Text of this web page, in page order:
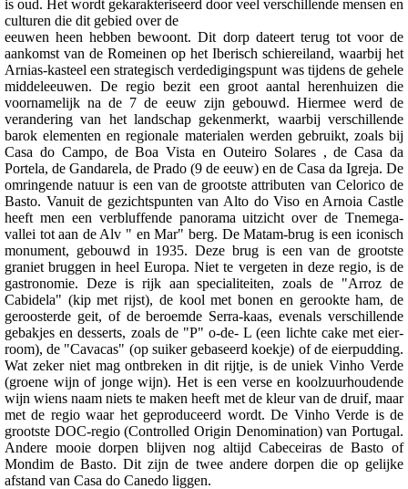
is oud. Het wordt gekarakteriseerd door veel verschillende mensen en
culturen die dit gebied over de
eeuwen heen hebben bewoont. Dit dorp dateert terug tot voor de
aankomst van de Romeinen op het Iberisch schiereiland, waarbij het
Arnias-kasteel een strategisch verdedigingspunt was tijdens de gehele
middeleeuwen. De regio bezit een groot aantal herenhuizen die
voornamelijk na de 7 de eeuw zijn gebouwd. Hiermee werd de
verandering van het landschap gekenmerkt, waarbij verschillende
barok elementen en regionale materialen werden gebruikt, zoals bij
Casa do Campo, de Boa Vista en Outeiro Solares , de Casa da
Portela, de Gandarela, de Prado (9 de eeuw) en de Casa da Igreja. De
omringende natuur is een van de grootste attributen van Celorico de
Basto. Vanuit de gezichtspunten van Alto do Viso en Arnoia Castle
heeft men een verbluffende panorama uitzicht over de Tnemega-
vallei tot aan de Alv " en Mar" berg. De Matam-brug is een iconisch
monument, gebouwd in 1935. Deze brug is een van de grootste
graniet bruggen in heel Europa. Niet te vergeten in deze regio, is de
gastronomie. Deze is rijk aan specialiteiten, zoals de "Arroz de
Cabidela" (kip met rijst), de kool met bonen en gerookte ham, de
geroosterde geit, of de beroemde Serra-kaas, evenals verschillende
gebakjes en desserts, zoals de "P" o-de- L (een lichte cake met eier-
room), de "Cavacas" (op suiker gebaseerd koekje) of de eierpudding.
Wat zeker niet mag ontbreken in dit rijtje, is de uniek Vinho Verde
(groene wijn of jonge wijn). Het is een verse en koolzuurhoudende
wijn wiens naam niets te maken heeft met de kleur van de druif, maar
met de regio waar het geproduceerd wordt. De Vinho Verde is de
grootste DOC-regio (Controlled Origin Denomination) van Portugal.
Andere mooie dorpen blijven nog altijd Cabeceiras de Basto of
Mondim de Basto. Dit zijn de twee andere dorpen die op gelijke
afstand van Casa do Canedo liggen.